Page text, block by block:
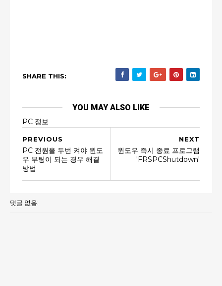
SHARE THIS:
YOU MAY ALSO LIKE
PC 정보
NEXT
윈도우 즉시 종료 프로그램
'FRSPCShutdown'
PREVIOUS
PC 전원을 두번 켜야 윈도
우 부팅이 되는 경우 해결
방법
댓글 없음: